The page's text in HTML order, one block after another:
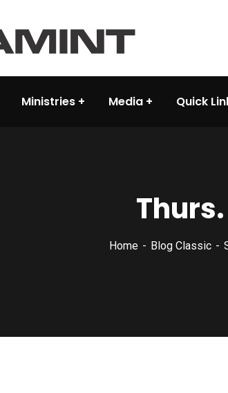
Ministries Media Quick
Home Blog Classic